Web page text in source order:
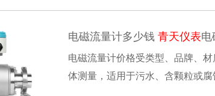
电磁流量计多少钱 青天仪表
电磁流量计价格受‌类型、品牌、
体测量，适用于污水、含颗粒或